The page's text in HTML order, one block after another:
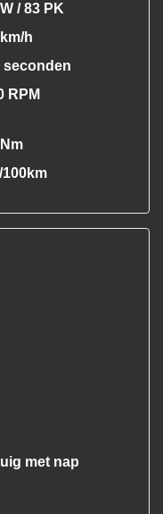
/ 83 PK
h
seconden
RPM
100km
met nap